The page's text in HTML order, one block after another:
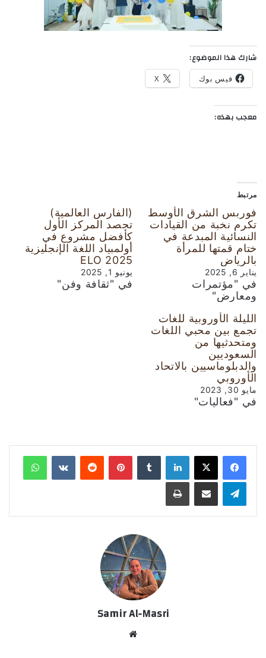
شارك هذا الموضوع:
فيس بوك X
معجب بهذه:
مرتبط
فوربس الشرق الأوسط
تكرم نخبة من القيادات
النسائية المبدعة في
ختام قمتها للمرأة
بالرياض
يناير 6, 2025
في "مؤتمرات
ومعارض"
(الفارس العالمية)
تحصد المركز الأول
كأفضل مشروع في
أولمبياد اللغة الإنجليزية
ELO 2025
يونيو 1, 2025
في "ثقافة وفن"
الليلة الأوروبية للغات
تجمع بين محبي اللغات
ومتحدثيها من
السعوديين
والدبلوماسيين بالاتحاد
الأوروبي
مايو 30, 2023
في "فعاليات"
لينكدإن بينتيريست
Samir Al-Masri